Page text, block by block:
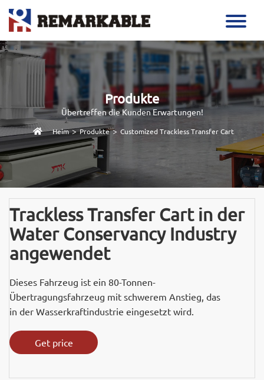
Produkte
Übertreffen die Kunden Erwartungen!
Heim > Produkte > Customized Trackless Transfer Cart
Trackless Transfer Cart in der
Water Conservancy Industry
angewendet
Dieses Fahrzeug ist ein 80-Tonnen-
Übertragungsfahrzeug mit schwerem Anstieg, das
in der Wasserkraftindustrie eingesetzt wird.
Get price